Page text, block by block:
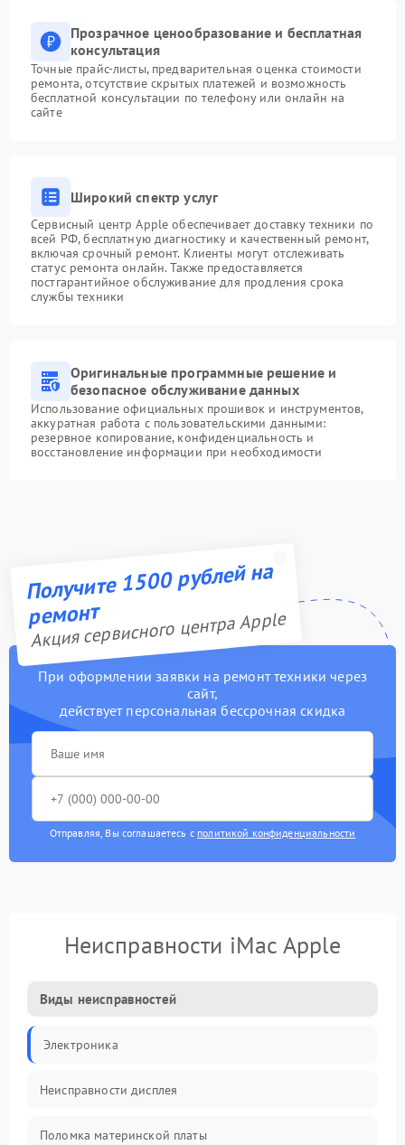
Прозрачное ценообразование и бесплатная
консультация
Точные прайс-листы, предварительная оценка стоимости
ремонта, отсутствие скрытых платежей и возможность
бесплатной консультации по телефону или онлайн на
сайте
Широкий спектр услуг
Сервисный центр Apple обеспечивает доставку техники по
всей РФ, бесплатную диагностику и качественный ремонт,
включая срочный ремонт. Клиенты могут отслеживать
статус ремонта онлайн. Также предоставляется
постгарантийное обслуживание для продления срока
службы техники
Оригинальные программные решение и
безопасное обслуживание данных
Использование официальных прошивок и инструментов,
аккуратная работа с пользовательскими данными:
резервное копирование, конфиденциальность и
восстановление информации при необходимости
Получите 1500 рублей на
ремонт
Акция сервисного центра Apple
При оформлении заявки на ремонт техники через
сайт,
действует персональная бессрочная скидка
Отправляя, Вы соглашаетесь с политикой конфиденциальности
Неисправности iMac Apple
Виды неисправностей
Электроника
Неисправности дисплея
Поломка материнской платы